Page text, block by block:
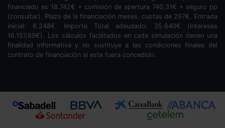
financiado es 18.742€ + comisión de apertura 740,31€ + seguro pp
(consultar). Plazo de la financiación meses. cuotas de 297€. Entrada
inicial: 6.248€. Importe Total adeudado: 35.640€ (intereses
16.157,69€). Los cálculos facilitados en cada simulación tienen una
finalidad informativa y no sustituye a las condiciones finales del
contrato de financiación si este fuera concedido.